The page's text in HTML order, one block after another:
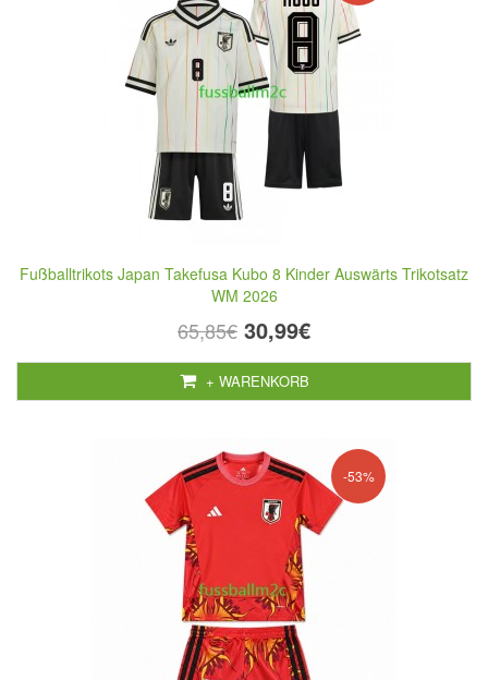
Fußballtrikots Japan Takefusa Kubo 8 Kinder Auswärts Trikotsatz
WM 2026
65,85€ 30,99€
+ WARENKORB
-53%